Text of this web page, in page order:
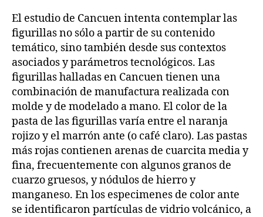
El estudio de Cancuen intenta contemplar las
figurillas no sólo a partir de su contenido
temático, sino también desde sus contextos
asociados y parámetros tecnológicos. Las
figurillas halladas en Cancuen tienen una
combinación de manufactura realizada con
molde y de modelado a mano. El color de la
pasta de las figurillas varía entre el naranja
rojizo y el marrón ante (o café claro). Las pastas
más rojas contienen arenas de cuarcita media y
fina, frecuentemente con algunos granos de
cuarzo gruesos, y nódulos de hierro y
manganeso. En los especimenes de color ante
se identificaron partículas de vidrio volcánico, a